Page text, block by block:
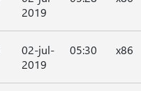
2019
02-jul-
2019
05:30 x86